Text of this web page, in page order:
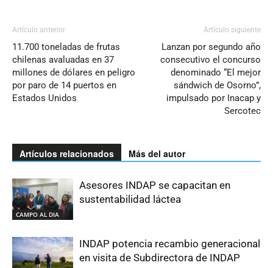
Artículo anterior
11.700 toneladas de frutas
chilenas avaluadas en 37
millones de dólares en peligro
por paro de 14 puertos en
Estados Unidos
Artículo siguiente
Lanzan por segundo año
consecutivo el concurso
denominado “El mejor
sándwich de Osorno”,
impulsado por Inacap y
Sercotec
Artículos relacionados Más del autor
CAMPO AL DIA
Asesores INDAP se capacitan en
sustentabilidad láctea
INDAP potencia recambio generacional
en visita de Subdirectora de INDAP